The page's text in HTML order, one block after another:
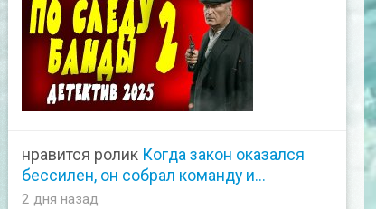
нравится ролик Когда закон оказался
бессилен, он собрал команду и...
2 дня назад